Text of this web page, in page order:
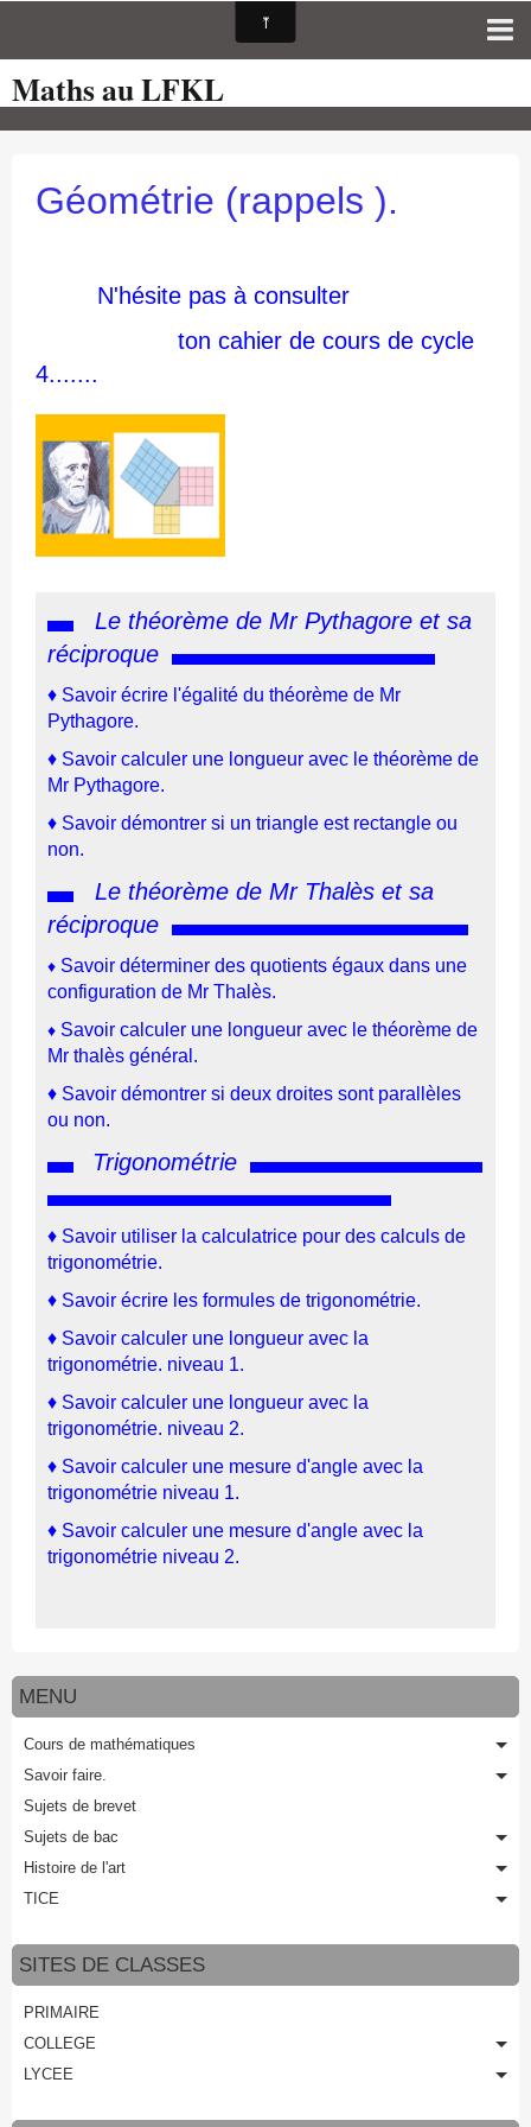
Page d'accueil
Pour les Profs
auto-évaluations
Programmes officiels
Maths au LFKL
Géométrie (rappels ).
N'hésite pas à consulter
ton cahier de cours de cycle
4.......
Le théorème de Mr Pythagore et sa
réciproque
♦ Savoir écrire l'égalité du théorème de Mr
Pythagore.
♦ Savoir calculer une longueur avec le théorème de
Mr Pythagore.
♦ Savoir démontrer si un triangle est rectangle ou
non.
Le théorème de Mr Thalès et sa
réciproque
♦ Savoir déterminer des quotients égaux dans une
configuration de Mr Thalès.
♦ Savoir calculer une longueur avec le théorème de
Mr thalès général.
♦ Savoir démontrer si deux droites sont parallèles
ou non.
Trigonométrie
♦ Savoir utiliser la calculatrice pour des calculs de
trigonométrie.
♦ Savoir écrire les formules de trigonométrie.
♦ Savoir calculer une longueur avec la
trigonométrie. niveau 1.
♦ Savoir calculer une longueur avec la
trigonométrie. niveau 2.
♦ Savoir calculer une mesure d'angle avec la
trigonométrie niveau 1.
♦ Savoir calculer une mesure d'angle avec la
trigonométrie niveau 2.
MENU
Cours de mathématiques
Savoir faire.
Sujets de brevet
Sujets de bac
Histoire de l'art
TICE
SITES DE CLASSES
PRIMAIRE
COLLEGE
LYCEE